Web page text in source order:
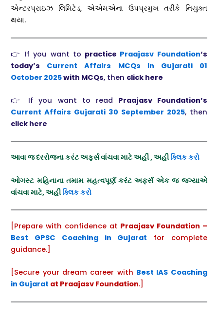
એન્ટરપ્રાઇઝ લિમિટેડ, એએમએના ઉપપ્રમુખ તરીકે નિયુક્ત
થયા.
👉 If you want to practice Praajasv Foundation‘s
today’s Current Affairs MCQs in Gujarati 01
October 2025with MCQs, then click here
👉 If you want to read Praajasv Foundation’s
Current Affairs Gujarati 30 September 2025, then
click here
આવા જ દરરોજના કરંટ અફર્સ વાંચવા માટે અહીં , અહીક્લિક કરો
ઓગસ્ટ મહિનાના તમામ મહત્વપૂર્ણ કરંટ અફર્સ એક જ જગ્યાએ
વાંચવા માટે, અહીક્લિક કરો
[Prepare with confidence at Praajasv Foundation –
Best GPSC Coaching in Gujarat for complete
guidance.]
[Secure your dream career with Best IAS Coaching
in Gujarat at Praajasv Foundation.]